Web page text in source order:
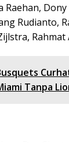
Raehan,
Rudianto,
Rahmat
Tanpa